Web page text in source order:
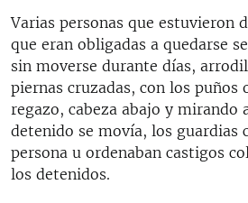
Varias personas que estuvieron
que eran obligadas a quedarse
sin moverse durante días,
piernas cruzadas, con los puños
regazo, cabeza abajo y mirando
detenido se movía, los guardias
persona u ordenaban castigos
los detenidos.